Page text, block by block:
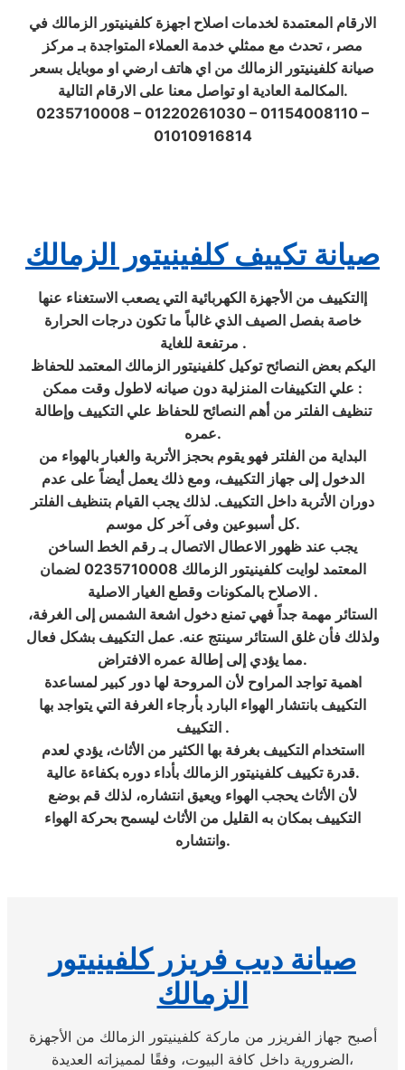
الارقام المعتمدة لخدمات اصلاح اجهزة كلفينيتور الزمالك في
مصر ، تحدث مع ممثلي خدمة العملاء المتواجدة بـ مركز
صيانة كلفينيتور الزمالك من اي هاتف ارضي او موبايل بسعر
المكالمة العادية او تواصل معنا على الارقام التالية.
0235710008 – 01220261030 – 01154008110 –
01010916814
صيانة تكييف كلفينيتور الزمالك
إالتكييف من الأجهزة الكهربائية التي يصعب الاستغناء عنها
خاصة بفصل الصيف الذي غالباً ما تكون درجات الحرارة
مرتفعة للغاية .
اليكم بعض النصائح توكيل كلفينيتور الزمالك المعتمد للحفاظ
علي التكييفات المنزلية دون صيانه لاطول وقت ممكن :
تنظيف الفلتر من أهم النصائح للحفاظ علي التكييف وإطالة
عمره.
البداية من الفلتر فهو يقوم بحجز الأتربة والغبار بالهواء من
الدخول إلى جهاز التكييف، ومع ذلك يعمل أيضاً على عدم
دوران الأتربة داخل التكييف. لذلك يجب القيام بتنظيف الفلتر
كل أسبوعين وفى آخر كل موسم.
يجب عند ظهور الاعطال الاتصال بـ رقم الخط الساخن
المعتمد لوايت كلفينيتور الزمالك 0235710008 لضمان
الاصلاح بالمكونات وقطع الغيار الاصلية .
الستائر مهمة جداً فهي تمنع دخول اشعة الشمس إلى الغرفة،
ولذلك فأن غلق الستائر سينتج عنه. عمل التكييف بشكل فعال
مما يؤدي إلى إطالة عمره الافتراض.
اهمية تواجد المراوح لأن المروحة لها دور كبير لمساعدة
التكييف بانتشار الهواء البارد بأرجاء الغرفة التي يتواجد بها
التكييف .
ااستخدام التكييف بغرفة بها الكثير من الأثاث، يؤدي لعدم
قدرة تكييف كلفينيتور الزمالك بأداء دوره بكفاءة عالية.
لأن الأثاث يحجب الهواء ويعيق انتشاره، لذلك قم بوضع
التكييف بمكان به القليل من الأثاث ليسمح بحركة الهواء
وانتشاره.
صيانة ديب فريزر كلفينيتور
الزمالك
أصبح جهاز الفريزر من ماركة كلفينيتور الزمالك من الأجهزة
الضرورية داخل كافة البيوت، وفقًا لمميزاته العديدة،